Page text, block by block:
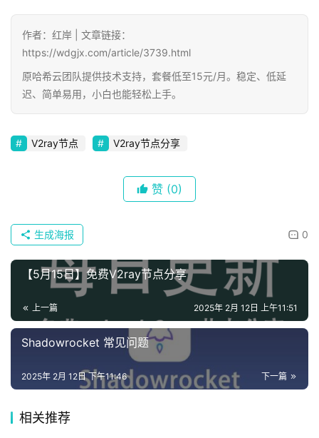
作者：红岸 | 文章链接：
https://wdgjx.com/article/3739.html
原哈希云团队提供技术支持，套餐低至15元/月。稳定、低延
迟、简单易用，小白也能轻松上手。
V2ray节点 V2ray节点分享
赞 (0)
0
生成海报
【5月15日】免费V2ray节点分享
上一篇 2025年 2月 12日 上午11:51
Shadowrocket 常见问题
下一篇
2025年 2月 12日 下午11:46
相关推荐